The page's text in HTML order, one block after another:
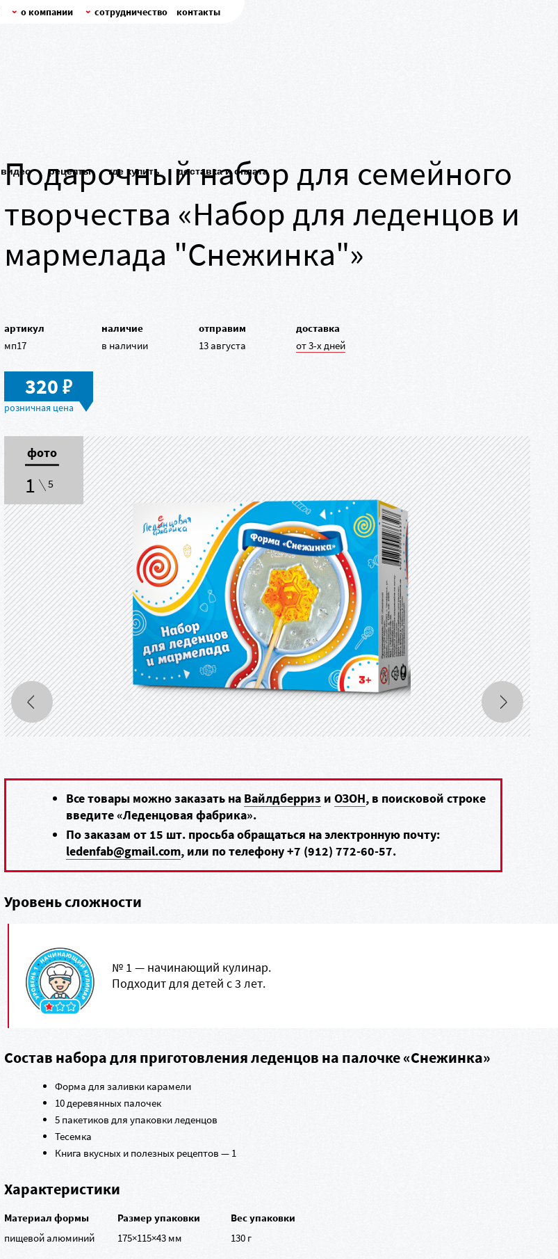
видео рецепты где купить доставка и оплата
о компании сотрудничество контакты
Подарочный набор для семейного
творчества «Набор для леденцов и
мармелада "Снежинка"»
артикул
мп17
наличие
в наличии
отправим
13 августа
доставка
от 3-х дней
320в
фото
1 5
Все товары можно заказать на Вайлдберриз иОЗОН, в поисковой строке
введите «Леденцовая фабрика».
По заказам от 15 шт. просьба обращаться на электронную почту:
ledenfab@gmail.com, или по телефону+7 (912) 772-60-57.
Уровень сложности
№ 1 — начинающий кулинар.
Подходит для детей с 3 лет.
Состав набора для приготовления леденцов на палочке «Снежинка»
Форма для заливки карамели
10 деревянных палочек
5 пакетиков для упаковки леденцов
Тесемка
Книга вкусных и полезных рецептов — 1
Характеристики
Материал формы
пищевой алюминий
Размер упаковки
175×115×43 мм
Вес упаковки
130 г